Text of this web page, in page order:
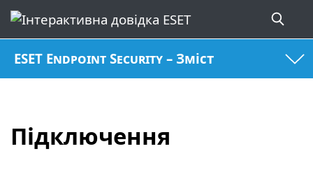
ESET Endpoint Security – Зміст
Підключення